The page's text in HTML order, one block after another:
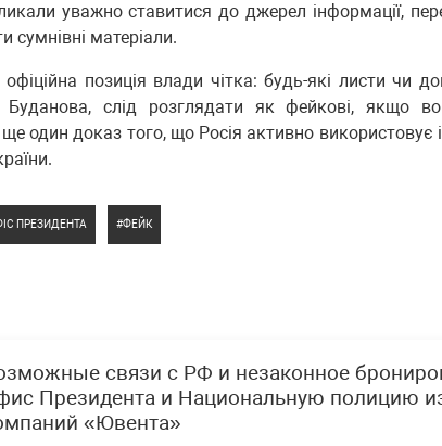
уважно ставитися до джерел інформації,
сумнівні матеріали.
позиція влади чітка: будь-які листи чи
Буданова, слід розглядати як фейкові, якщо
один доказ того, що Росія активно використовує
ПРЕЗИДЕНТА ФЕЙК
связи с РФ и незаконное
Президента и Национальную полицию
«Ювента»